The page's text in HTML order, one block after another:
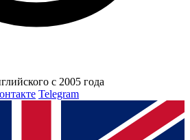
с 2005 года
Telegram